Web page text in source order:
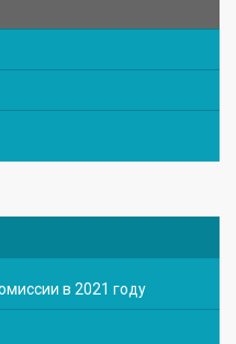
в 2021 году